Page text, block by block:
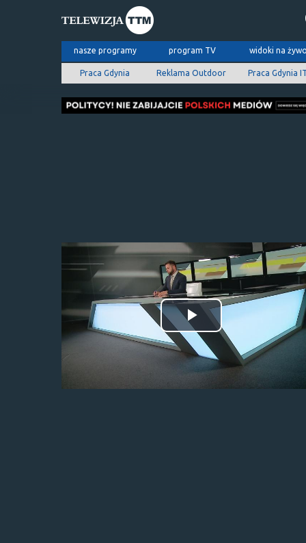
nasze programy program TV widoki na
Praca Gdynia Reklama Outdoor Praca Gdynia
Odtwórz
wideo